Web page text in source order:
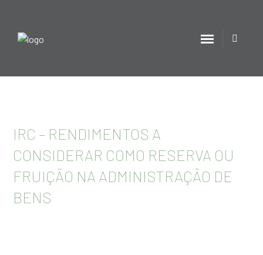
IRC – RENDIMENTOS A
CONSIDERAR COMO RESERVA OU
FRUIÇÃO NA ADMINISTRAÇÃO DE
BENS